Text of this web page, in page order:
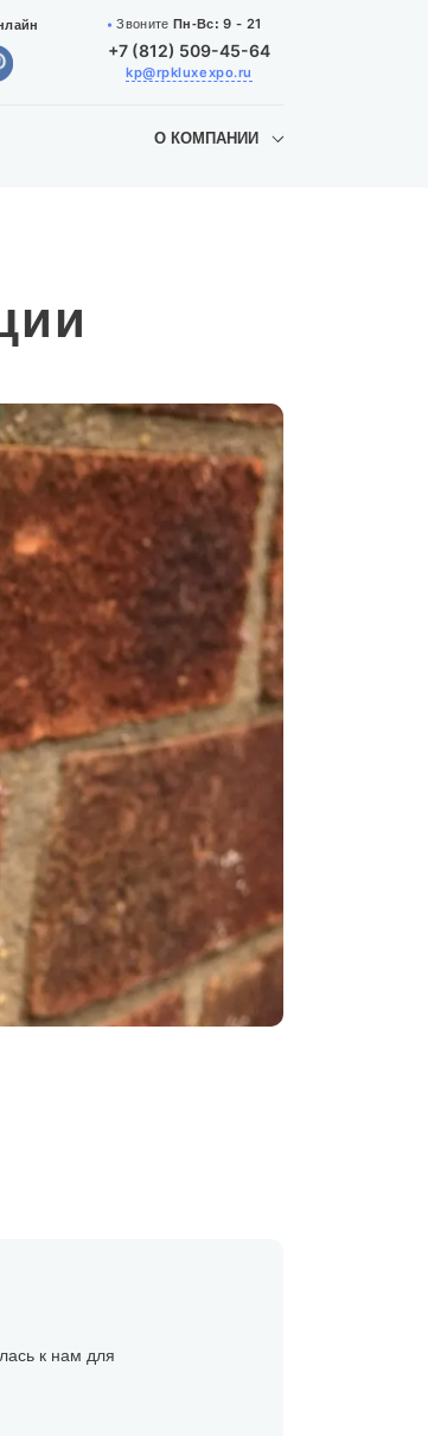
Звоните Пн-Вс:9 - 21
+7 (812) 509-45-64
kp@rpkluxexpo.ru
О КОМПАНИИ
к нам для